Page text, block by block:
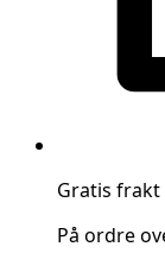
Gratis frakt
På ordre